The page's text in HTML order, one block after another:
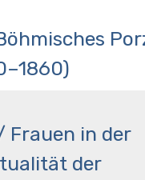
Frauen in der
der